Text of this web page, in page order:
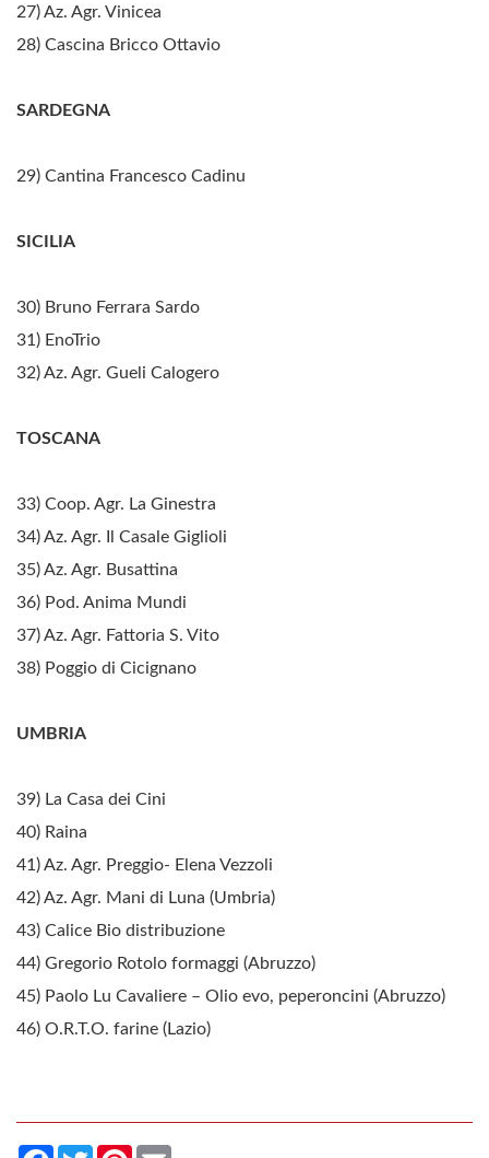
27) Az. Agr. Vinicea
28) Cascina Bricco Ottavio
SARDEGNA
29) Cantina Francesco Cadinu
SICILIA
30) Bruno Ferrara Sardo
31) EnoTrio
32) Az. Agr. Gueli Calogero
TOSCANA
33) Coop. Agr. La Ginestra
34) Az. Agr. Il Casale Giglioli
35) Az. Agr. Busattina
36) Pod. Anima Mundi
37) Az. Agr. Fattoria S. Vito
38) Poggio di Cicignano
UMBRIA
39) La Casa dei Cini
40) Raina
41) Az. Agr. Preggio- Elena Vezzoli
42) Az. Agr. Mani di Luna (Umbria)
43) Calice Bio distribuzione
44) Gregorio Rotolo formaggi (Abruzzo)
45) Paolo Lu Cavaliere – Olio evo, peperoncini (Abruzzo)
46) O.R.T.O. farine (Lazio)
Facebook
TwitterPinterest